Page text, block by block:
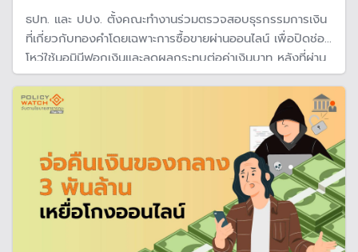
ธปท. และ ปปง. ตั้งคณะทำงานร่วมตรวจสอบธุรกรรมการเงิน
ที่เกี่ยวกับทองคำโดยเฉพาะการซื้อขายผ่านออนไลน์ เพื่อปิดช่อง
โหว่ใช้นอมินีฟอกเงินและลดผลกระทบต่อค่าเงินบาท หลังที่ผ่าน
มาไร้หน่วยงานหลักกำกับดูแล